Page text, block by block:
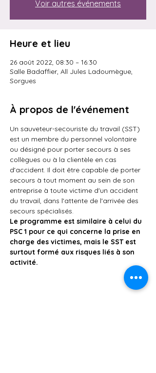
Voir autres événements
Heure et lieu
26 août 2022, 08:30 – 16:30
Salle Badaffier, All Jules Ladoumègue,
Sorgues
À propos de l'événement
Un sauveteur-secouriste du travail (SST)
est un membre du personnel volontaire
ou désigné pour porter secours à ses
collègues ou à la clientèle en cas
d'accident. Il doit être capable de porter
secours à tout moment au sein de son
entreprise à toute victime d'un accident
du travail, dans l'attente de l'arrivée des
secours spécialisés.
Le programme est similaire à celui du
PSC 1 pour ce qui concerne la prise en
charge des victimes, mais le SST est
surtout formé aux risques liés à son
activité.